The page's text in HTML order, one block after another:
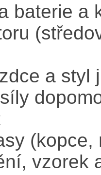
baterie a
a styl
vzorek